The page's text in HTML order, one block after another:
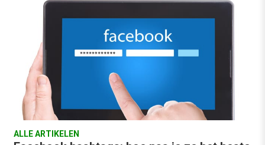
ALLE ARTIKELEN